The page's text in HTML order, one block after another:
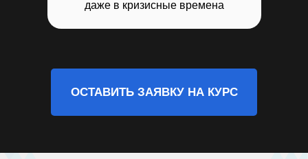
ОСТАВИТЬ ЗАЯВКУ НА КУРС
даже в кризисные времена